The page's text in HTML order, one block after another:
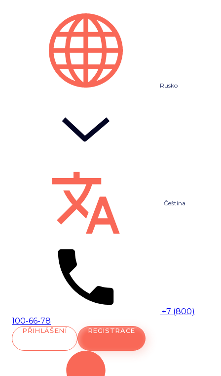
Rusko
Čeština
+7 (800)
100-66-78
PŘIHLÁŠENÍ REGISTRACE